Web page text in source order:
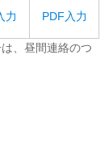
力 PDF入力
、昼間連絡のつ